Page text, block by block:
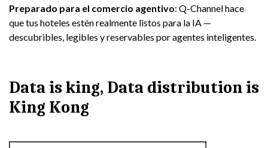
Preparado para el comercio agentivo: Q-Channel hace
que tus hoteles estén realmente listos para la IA —
descubribles, legibles y reservables por agentes inteligentes.
Data is king, Data distribution is
King Kong